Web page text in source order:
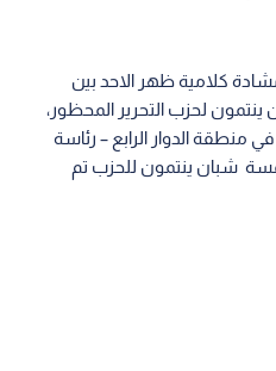
كلامية ظهر الاحد بين
لحزب التحرير المحظور،
منطقة الدوار الرابع – رئاسة
شبان ينتمون للحزب تم